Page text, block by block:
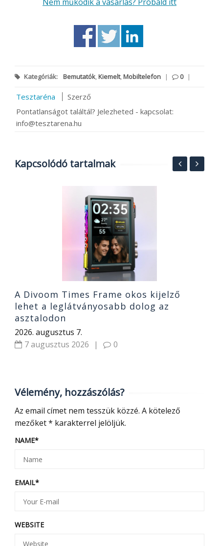
Kategóriák: Bemutatók,Kiemelt,Mobiltelefon | 0 |
Tesztaréna
Szerző
Pontatlanságot találtál? Jelezheted - kapcsolat:
info@tesztarena.hu
Kapcsolódó tartalmak
A Divoom Times Frame okos kijelző
lehet a leglátványosabb dolog az
asztalodon
2026. augusztus 7.
7 augusztus 2026
| 0
Vélemény, hozzászólás?
Az email címet nem tesszük közzé. A kötelező
mezőket* karakterrel jelöljük.
NAME*
EMAIL*
WEBSITE